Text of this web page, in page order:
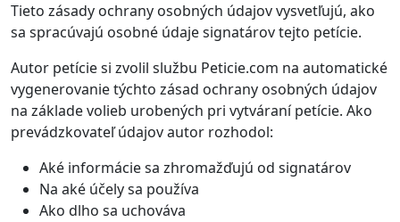
Tieto zásady ochrany osobných údajov vysvetľujú, ako
sa spracúvajú osobné údaje signatárov tejto petície.
Autor petície si zvolil službu Peticie.com na automatické
vygenerovanie týchto zásad ochrany osobných údajov
na základe volieb urobených pri vytváraní petície. Ako
prevádzkovateľ údajov autor rozhodol:
Aké informácie sa zhromažďujú od signatárov
Na aké účely sa používa
Ako dlho sa uchováva